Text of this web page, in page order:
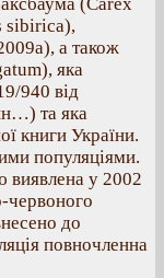
sibirica),
а також
яка
940 від
та яка
книги України.
популяціями.
виявлена у 2002
червоного
до
повночленна